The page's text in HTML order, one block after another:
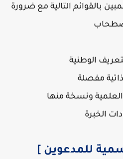
بالقوائم التالية مع ضرورة
الوطنية
مفصلة
ونسخة منها
الخبرة
للمدعوين ]